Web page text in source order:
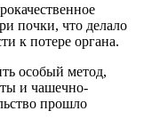
почки, что делало
к потере органа.
особый метод,
и чашечно-
прошло